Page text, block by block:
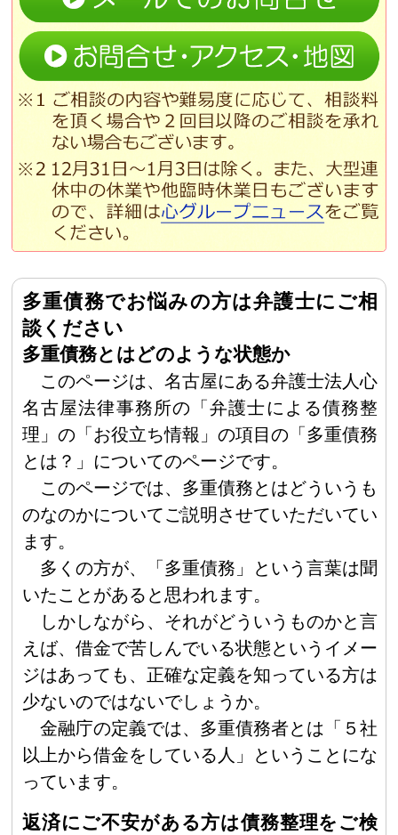
多重債務でお悩みの方は弁護士にご相
談ください
多重債務とはどのような状態か
このページは、名古屋にある弁護士法人心
名古屋法律事務所の「弁護士による債務整
理」の「お役立ち情報」の項目の「多重債務
とは？」についてのページです。
このページでは、多重債務とはどういうも
のなのかについてご説明させていただいてい
ます。
多くの方が、「多重債務」という言葉は聞
いたことがあると思われます。
しかしながら、それがどういうものかと言
えば、借金で苦しんでいる状態というイメー
ジはあっても、正確な定義を知っている方は
少ないのではないでしょうか。
金融庁の定義では、多重債務者とは「５社
以上から借金をしている人」ということにな
っています。
返済にご不安がある方は債務整理をご検